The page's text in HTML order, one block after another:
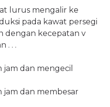
lurus mengalir ke
pada kawat persegi
dengan kecepatan v
. . .
dan mengecil
jam dan membesar